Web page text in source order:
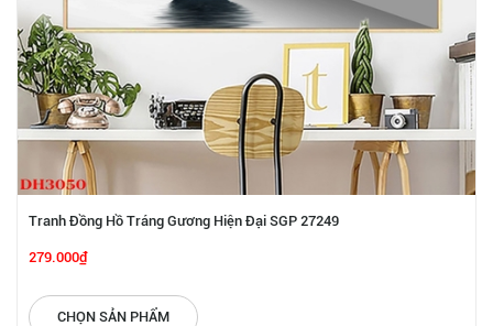
Tranh Đồng Hồ Tráng Gương Hiện Đại SGP 27249
279.000₫
CHỌN SẢN PHẨM